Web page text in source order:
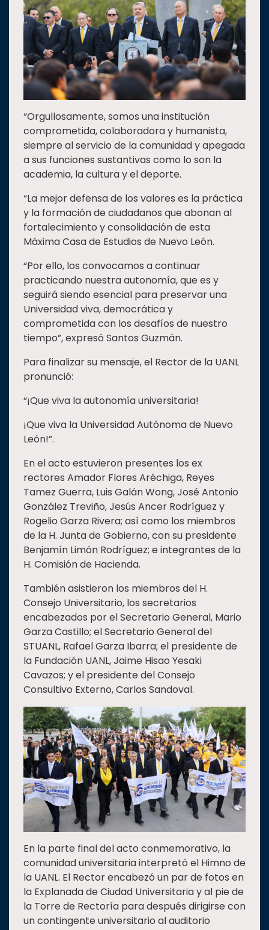
“Orgullosamente, somos una institución
comprometida, colaboradora y humanista,
siempre al servicio de la comunidad y apegada
a sus funciones sustantivas como lo son la
academia, la cultura y el deporte.
“La mejor defensa de los valores es la práctica
y la formación de ciudadanos que abonan al
fortalecimiento y consolidación de esta
Máxima Casa de Estudios de Nuevo León.
“Por ello, los convocamos a continuar
practicando nuestra autonomía, que es y
seguirá siendo esencial para preservar una
Universidad viva, democrática y
comprometida con los desafíos de nuestro
tiempo”, expresó Santos Guzmán.
Para finalizar su mensaje, el Rector de la UANL
pronunció:
“¡Que viva la autonomía universitaria!
¡Que viva la Universidad Autónoma de Nuevo
León!”.
En el acto estuvieron presentes los ex
rectores Amador Flores Aréchiga, Reyes
Tamez Guerra, Luis Galán Wong, José Antonio
González Treviño, Jesús Ancer Rodríguez y
Rogelio Garza Rivera; así como los miembros
de la H. Junta de Gobierno, con su presidente
Benjamín Limón Rodríguez; e integrantes de la
H. Comisión de Hacienda.
También asistieron los miembros del H.
Consejo Universitario, los secretarios
encabezados por el Secretario General, Mario
Garza Castillo; el Secretario General del
STUANL, Rafael Garza Ibarra; el presidente de
la Fundación UANL, Jaime Hisao Yesaki
Cavazos; y el presidente del Consejo
Consultivo Externo, Carlos Sandoval.
En la parte final del acto conmemorativo, la
comunidad universitaria interpretó el Himno de
la UANL. El Rector encabezó un par de fotos en
la Explanada de Ciudad Universitaria y al pie de
la Torre de Rectoría para después dirigirse con
un contingente universitario al auditorio